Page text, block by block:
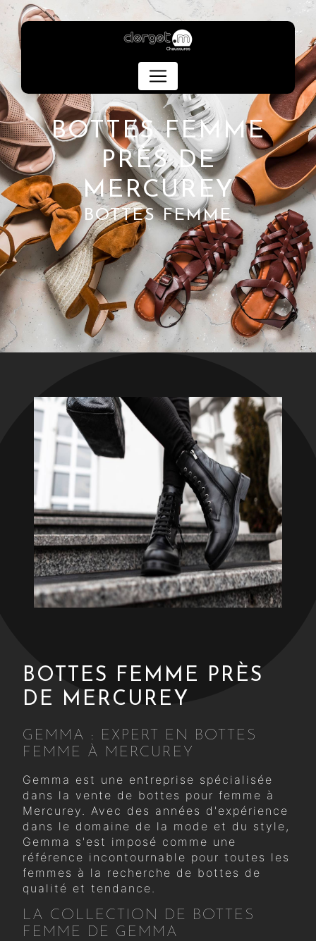
BOTTES FEMME
PRÈS DE
MERCUREY
BOTTES FEMME
BOTTES FEMME PRÈS
DE MERCUREY
GEMMA : EXPERT EN BOTTES
FEMME À MERCUREY
Gemma est une entreprise spécialisée
dans la vente de bottes pour femme à
Mercurey. Avec des années d'expérience
dans le domaine de la mode et du style,
Gemma s'est imposé comme une
référence incontournable pour toutes les
femmes à la recherche de bottes de
qualité et tendance.
LA COLLECTION DE BOTTES
FEMME DE GEMMA
Panneau de gestion des cookies